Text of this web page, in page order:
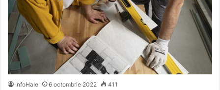
InfoHale 6 octombrie 2022 411